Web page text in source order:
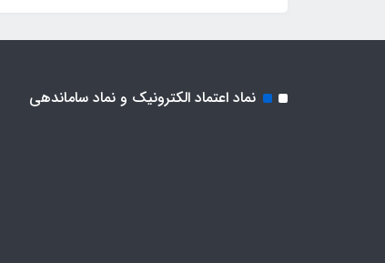
نماد اعتماد الکترونیک و نماد ساماندهی